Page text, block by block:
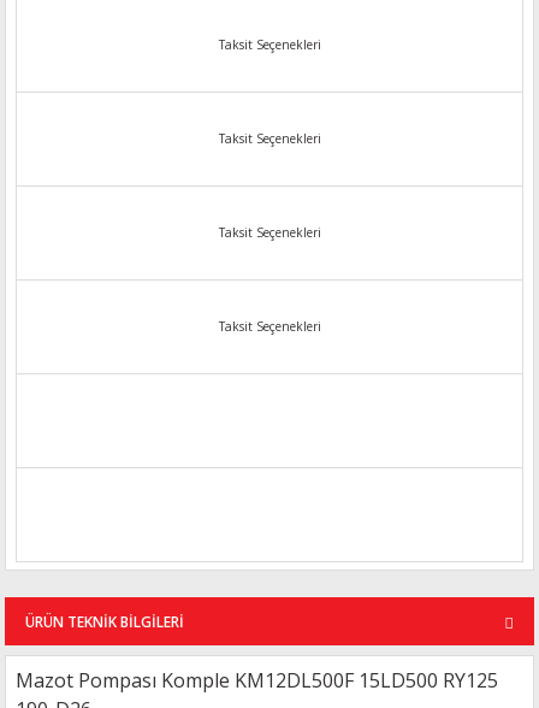
Taksit Seçenekleri
Taksit Seçenekleri
Taksit Seçenekleri
Taksit Seçenekleri
ÜRÜN TEKNİK BİLGİLERİ
Mazot Pompası Komple KM12DL500F 15LD500 RY125